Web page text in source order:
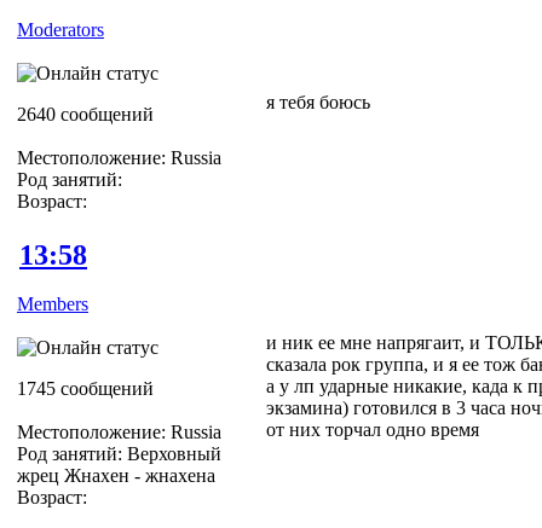
Moderators
2640 сообщений
Местоположение: Russia
Род занятий:
Возраст:
я тебя боюсь
13:58
Members
1745 сообщений
Местоположение: Russia
Род занятий: Верховный
жрец Жнахен - жнахена
Возраст:
и ник ее мне напрягаит, и
сказала рок группа, и я ее тож
а у лп ударные никакие, када к
экзамина) готовился в 3 часа
от них торчал одно время